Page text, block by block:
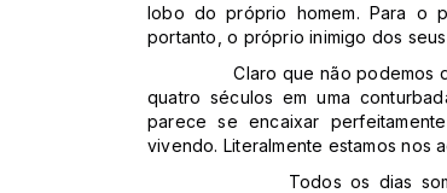
lobo do próprio homem. Para o
portanto, o próprio inimigo dos
Claro que não podemos
quatro séculos em uma
parece se encaixar
vivendo. Literalmente estamos nos
Todos os dias